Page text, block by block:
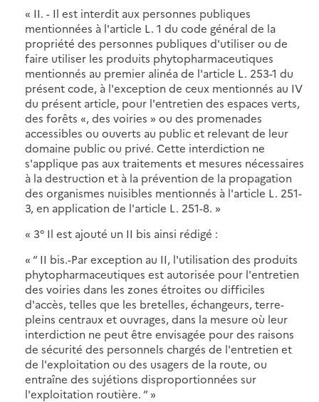
« II. - Il est interdit aux personnes publiques
mentionnées à l'article L. 1 du code général de la
propriété des personnes publiques d'utiliser ou de
faire utiliser les produits phytopharmaceutiques
mentionnés au premier alinéa de l'article L. 253-1 du
présent code, à l'exception de ceux mentionnés au IV
du présent article, pour l'entretien des espaces verts,
des forêts «, des voiries » ou des promenades
accessibles ou ouverts au public et relevant de leur
domaine public ou privé. Cette interdiction ne
s'applique pas aux traitements et mesures nécessaires
à la destruction et à la prévention de la propagation
des organismes nuisibles mentionnés à l'article L. 251-
3, en application de l'article L. 251-8. »
« 3° Il est ajouté un II bis ainsi rédigé :
« “ II bis.-Par exception au II, l'utilisation des produits
phytopharmaceutiques est autorisée pour l'entretien
des voiries dans les zones étroites ou difficiles
d'accès, telles que les bretelles, échangeurs, terre-
pleins centraux et ouvrages, dans la mesure où leur
interdiction ne peut être envisagée pour des raisons
de sécurité des personnels chargés de l'entretien et
de l'exploitation ou des usagers de la route, ou
entraîne des sujétions disproportionnées sur
l'exploitation routière. ” »